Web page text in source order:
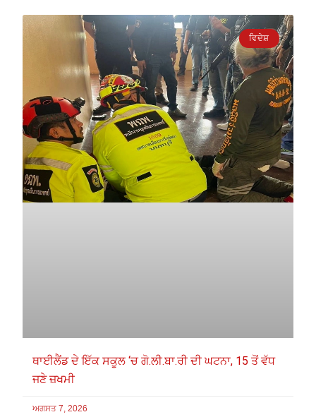
ਵਿਦੇਸ਼
ਥਾਈਲੈਂਡ ਦੇ ਇੱਕ ਸਕੂਲ ‘ਚ ਗੋ.ਲੀ.ਬਾ.ਰੀ ਦੀ ਘਟਨਾ, 15 ਤੋਂ ਵੱਧ
ਜਣੇ ਜ਼ਖਮੀ
ਅਗਸਤ 7, 2026